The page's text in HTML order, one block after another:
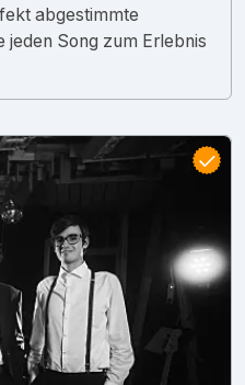
abgestimmte
jeden Song zum Erlebnis